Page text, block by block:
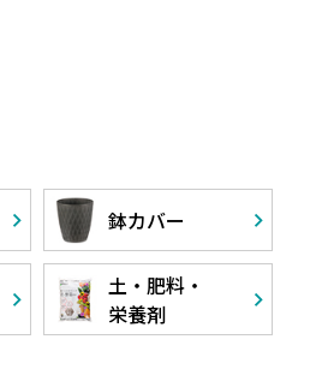
鉢カバー
土・肥料・
栄養剤